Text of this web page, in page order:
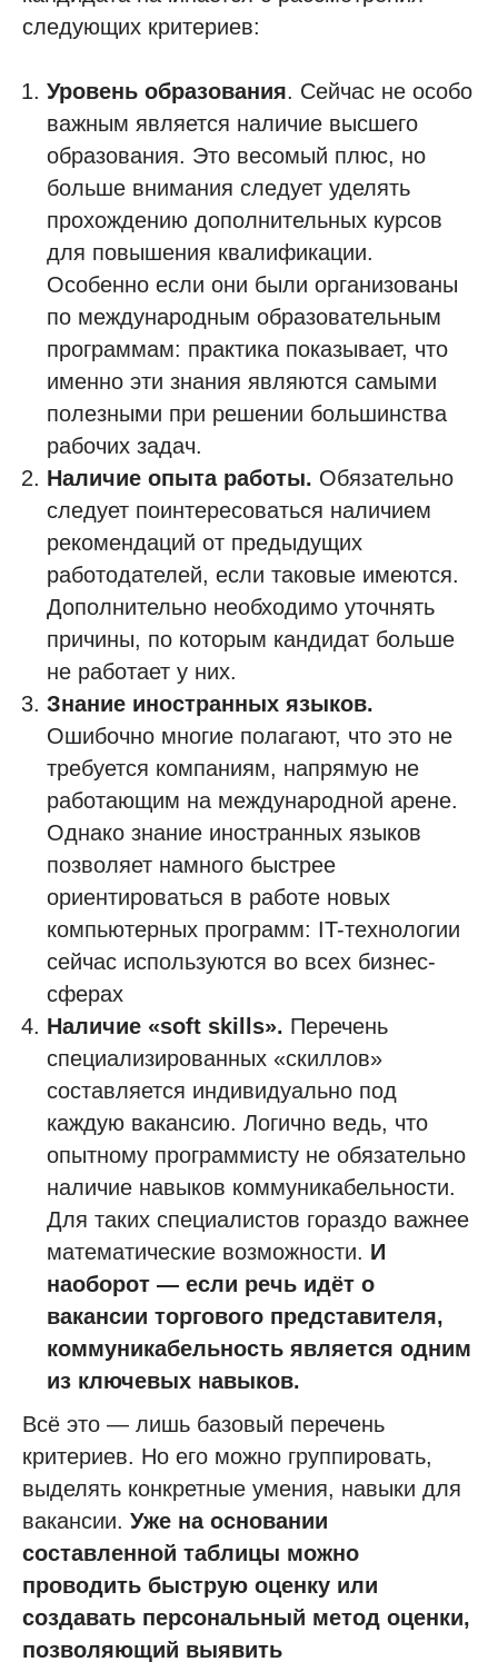
следующих критериев:
Уровень образования. Сейчас не особо
важным является наличие высшего
образования. Это весомый плюс, но
больше внимания следует уделять
прохождению дополнительных курсов
для повышения квалификации.
Особенно если они были организованы
по международным образовательным
программам: практика показывает, что
именно эти знания являются самыми
полезными при решении большинства
рабочих задач.
Наличие опыта работы. Обязательно
следует поинтересоваться наличием
рекомендаций от предыдущих
работодателей, если таковые имеются.
Дополнительно необходимо уточнять
причины, по которым кандидат больше
не работает у них.
Знание иностранных языков.
Ошибочно многие полагают, что это не
требуется компаниям, напрямую не
работающим на международной арене.
Однако знание иностранных языков
позволяет намного быстрее
ориентироваться в работе новых
компьютерных программ: IT-технологии
сейчас используются во всех бизнес-
сферах
Наличие «soft skills». Перечень
специализированных «скиллов»
составляется индивидуально под
каждую вакансию. Логично ведь, что
опытному программисту не обязательно
наличие навыков коммуникабельности.
Для таких специалистов гораздо важнее
математические возможности. И
наоборот — если речь идёт о
вакансии торгового представителя,
коммуникабельность является одним
из ключевых навыков.
Всё это — лишь базовый перечень
критериев. Но его можно группировать,
выделять конкретные умения, навыки для
вакансии. Уже на основании
составленной таблицы можно
проводить быструю оценку или
создавать персональный метод оценки,
позволяющий выявить